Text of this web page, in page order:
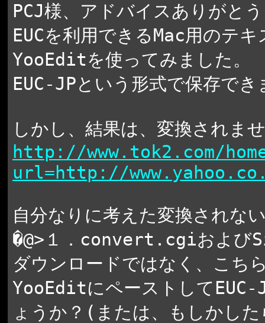
PCJ様、アドバイスありがと
EUCを利用できるMac用のテ
YooEditを使ってみました。
EUC-JPという形式で保存でき
しかし、結果は、変換されま
http://www.tok2.com/
url=http://
自分なりに考えた変換されな
�@>１．convert.cgiおよび
ダウンロードではなく、こち
YooEditにペーストしてEUC-
ょうか？(または、もしかし